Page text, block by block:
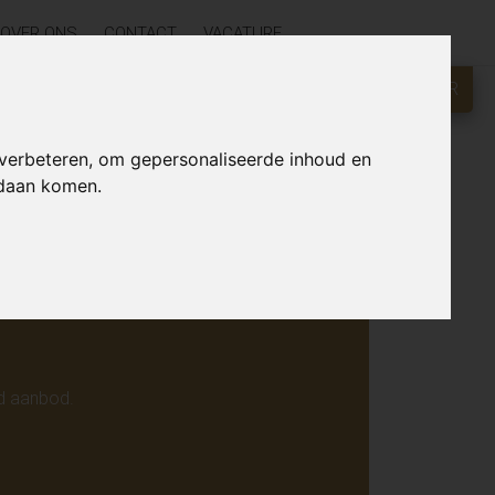
om gepersonaliseerde inhoud en
komen.
OVER ONS CONTACT VACATURE
KLIK HIER
online.
aanbod.